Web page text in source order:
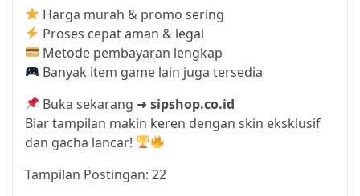
Harga murah & promo sering
Proses cepat aman & legal
Metode pembayaran lengkap
Banyak item game lain juga tersedia
Buka sekarang ➜sipshop.co.id
Biar tampilan makin keren dengan skin eksklusif
dan gacha lancar!
Tampilan Postingan: 22